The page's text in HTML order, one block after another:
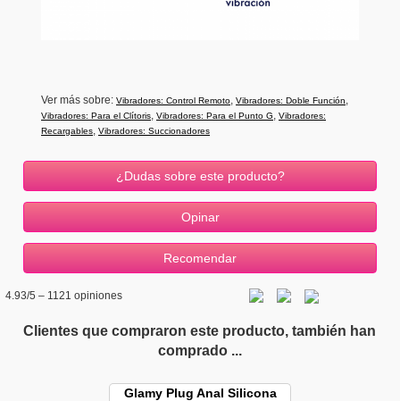
Ver más sobre: Vibradores: Control Remoto, Vibradores: Doble Función,
Vibradores: Para el Clítoris, Vibradores: Para el Punto G, Vibradores:
Recargables, Vibradores: Succionadores
¿Dudas sobre este producto?
4.93/5 – 1121 opiniones
Clientes que compraron este producto, también han
comprado ...
Glamy Plug Anal Silicona